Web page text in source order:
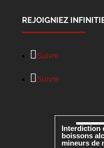
REJOIGNIEZ
Suivre
Suivre
Interdiction
boissons
mineurs de